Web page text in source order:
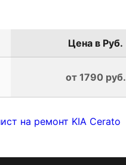
Цена в Руб.
от 1790 руб.
на ремонт KIA Cerato